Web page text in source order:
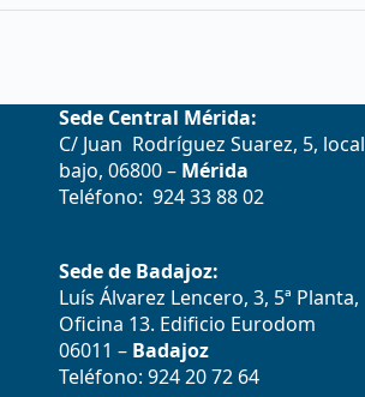
Sede Central Mérida:
C/ Juan Rodríguez Suarez, 5, local
bajo, 06800 – Mérida
Teléfono: 924 33 88 02
Sede de Badajoz:
Luís Álvarez Lencero, 3, 5ª Planta,
Oficina 13. Edificio Eurodom
06011 – Badajoz
Teléfono: 924 20 72 64